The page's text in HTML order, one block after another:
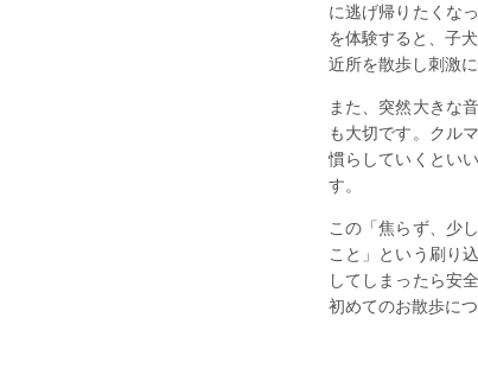
に逃げ帰りたくな
を体験すると、子
近所を散歩し刺激
また、突然大きな
も大切です。クル
慣らしていくとい
す。
この「焦らず、少
こと」という刷り
してしまったら安
初めてのお散歩に